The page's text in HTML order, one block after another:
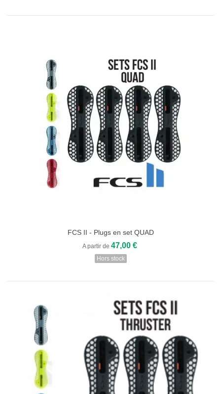
FCS II - Plugs en set QUAD
A partir de 47,00 €
Hors stock